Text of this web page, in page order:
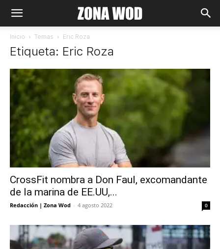
Inicio Temas Eric Roza
Etiqueta: Eric Roza
CrossFit nombra a Don Faul, excomandante
de la marina de EE.UU,...
Redacción | Zona Wod - 4 agosto 2022 0